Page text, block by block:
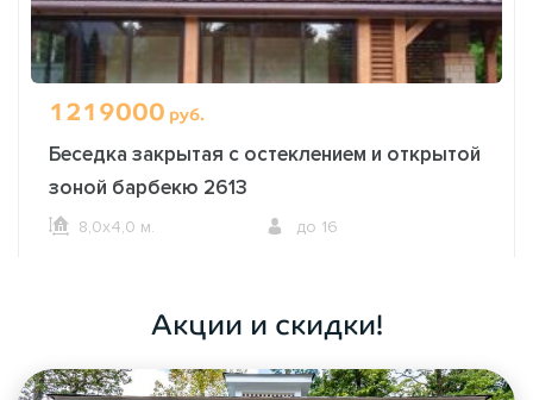
1219000 руб.
Беседка закрытая с остеклением и открытой
зоной барбекю 2613
8,0х4,0 м. до 16
Акции и скидки!